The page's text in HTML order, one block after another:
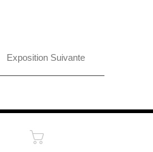
Exposition Suivante